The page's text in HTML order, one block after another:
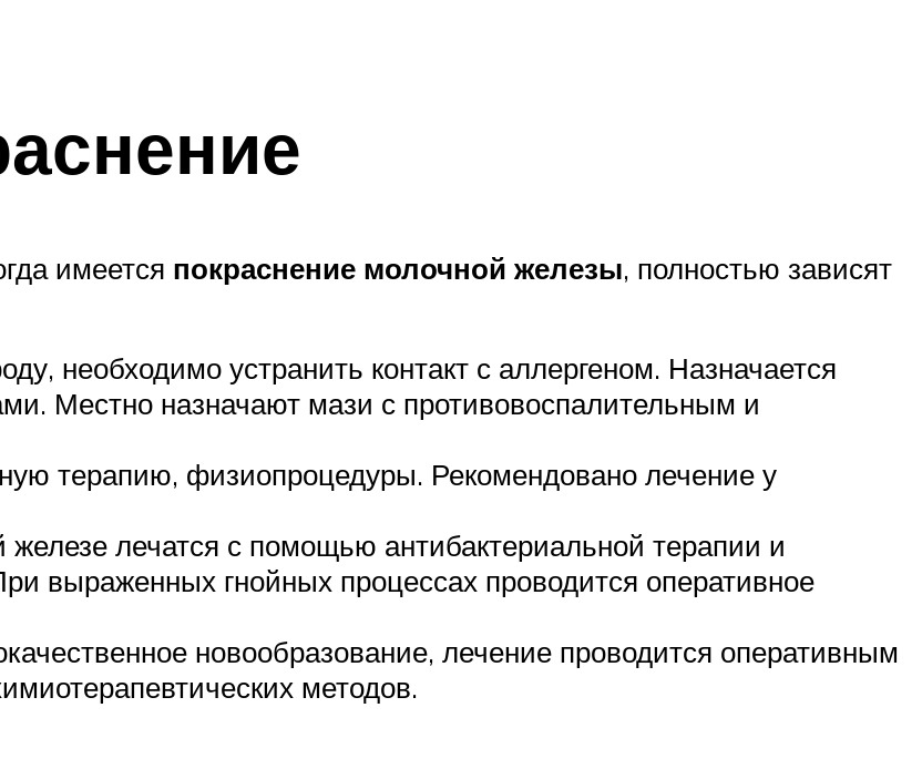
имеется покраснение молочной железы, полностью зависят
необходимо устранить контакт с аллергеном. Назначается
Местно назначают мази с противовоспалительным и
терапию, физиопроцедуры. Рекомендовано лечение у
лечатся с помощью антибактериальной терапии и
выраженных гнойных процессах проводится оперативное
новообразование, лечение проводится оперативным
методов.